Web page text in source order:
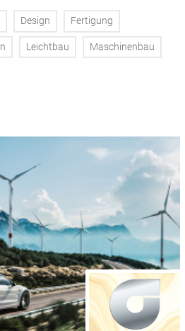
Design Fertigung
Leichtbau Maschinenbau